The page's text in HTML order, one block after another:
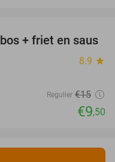
37%
+ friet en saus
8.9 star
Regulier €15
€9,50